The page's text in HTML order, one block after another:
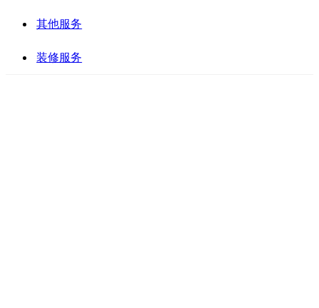
其他服务
装修服务